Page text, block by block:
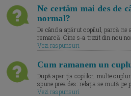
Ne certăm mai des de
normal?
De când a apărut copilul, parcă ne
remarcă. Cine s-a trezit din nou
Vezi raspunsuri
Cum ramanem un
După apariția copiilor, multe
spune prea des: relația se mută pe
Vezi raspunsuri